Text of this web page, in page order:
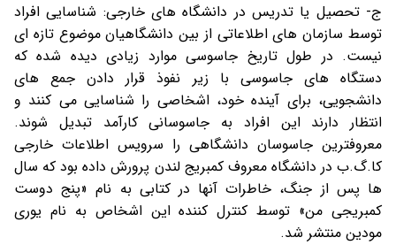
ج- تحصیل یا تدریس در دانشگاه های خارجی: شناسایی افراد
توسط سازمان های اطلاعاتی از بین دانشگاهیان موضوع تازه ای
نیست. در طول تاریخ جاسوسی موارد زیادی دیده شده که
دستگاه های جاسوسی با زیر نفوذ قرار دادن جمع های
دانشجویی، برای آینده خود، اشخاصی را شناسایی می کنند و
انتظار دارند این افراد به جاسوسانی کارآمد تبدیل شوند.
معروفترین جاسوسان دانشگاهی را سرویس اطلاعات خارجی
کا.گ.ب در دانشگاه معروف کمبریج لندن پرورش داده بود که سال
ها پس از جنگ، خاطرات آنها در کتابی به نام «پنج دوست
کمبریجی من» توسط کنترل کننده این اشخاص به نام یوری
مودین منتشر شد.